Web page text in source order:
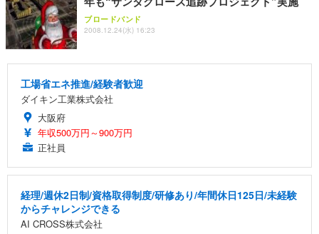
ブロードバンド
2008.12.24(水) 16:23
工場省エネ推進/経験者歓迎
ダイキン工業株式会社
大阪府
年収500万円～900万円
正社員
経理/週休2日制/資格取得制度/研修あり/年間休日125日/未経験
からチャレンジできる
AI CROSS株式会社